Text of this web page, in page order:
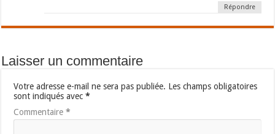
Répondre
Laisser un commentaire
Votre adresse e-mail ne sera pas publiée. Les champs obligatoires
sont indiqués avec*
Commentaire*